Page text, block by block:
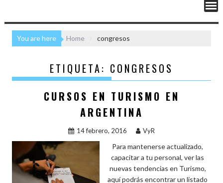
You are here Home congresos
ETIQUETA: CONGRESOS
CURSOS EN TURISMO EN
ARGENTINA
14 febrero, 2016 VyR
Para mantenerse actualizado,
capacitar a tu personal, ver las
nuevas tendencias en Turismo,
aquí podrás encontrar un listado